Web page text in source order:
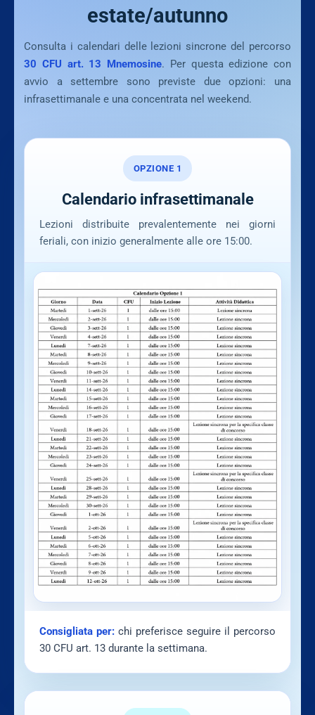
estate/autunno
Consulta i calendari delle lezioni sincrone del percorso
30 CFU art. 13 Mnemosine. Per questa edizione con
avvio a settembre sono previste due opzioni: una
infrasettimanale e una concentrata nel weekend.
OPZIONE 1
Calendario infrasettimanale
Lezioni distribuite prevalentemente nei giorni
feriali, con inizio generalmente alle ore 15:00.
Consigliata per: chi preferisce seguire il percorso
30 CFU art. 13 durante la settimana.